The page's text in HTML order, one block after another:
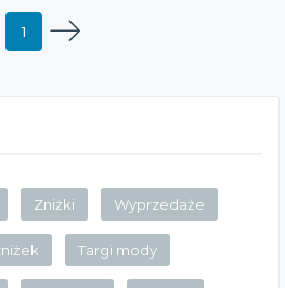
1
Zniżki Wyprzedaże
Targi mody